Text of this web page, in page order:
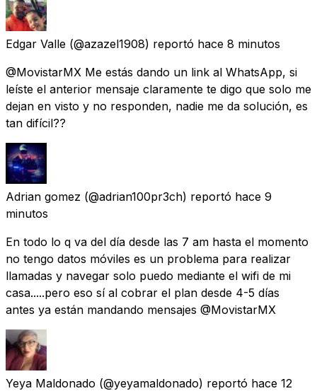
Edgar Valle (@azazel1908) reportó hace 8 minutos
@MovistarMX Me estás dando un link al WhatsApp, si
leíste el anterior mensaje claramente te digo que solo me
dejan en visto y no responden, nadie me da solución, es
tan difícil??
Adrian gomez (@adrian100pr3ch) reportó hace 9
minutos
En todo lo q va del día desde las 7 am hasta el momento
no tengo datos móviles es un problema para realizar
llamadas y navegar solo puedo mediante el wifi de mi
casa.....pero eso sí al cobrar el plan desde 4-5 días
antes ya están mandando mensajes @MovistarMX
Yeya Maldonado (@yeyamaldonado) reportó hace 12